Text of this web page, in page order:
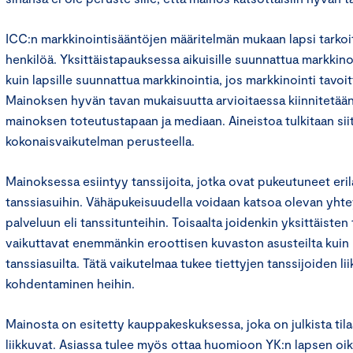
ICC:n markkinointisääntöjen määritelmän mukaan lapsi
henkilöä. Yksittäistapauksessa aikuisille suunnattua
kuin lapsille suunnattua markkinointia, jos markkinointi
Mainoksen hyvän tavan mukaisuutta arvioitaessa
mainoksen toteutustapaan ja mediaan. Aineistoa tulkitaan
kokonaisvaikutelman perusteella.
Mainoksessa esiintyy tanssijoita, jotka ovat pukeutuneet
tanssiasuihin. Vähäpukeisuudella voidaan katsoa olevan
palveluun eli tanssitunteihin. Toisaalta joidenkin
vaikuttavat enemmänkin eroottisen kuvaston asusteilta
tanssiasuilta. Tätä vaikutelmaa tukee tiettyjen tanssijoiden
kohdentaminen heihin.
Mainosta on esitetty kauppakeskuksessa, joka on julkista
liikkuvat. Asiassa tulee myös ottaa huomioon YK:n lapsen